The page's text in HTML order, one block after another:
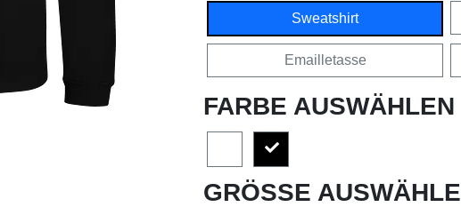
Sweatshirt
Emailletasse
FARBE AUSWÄHLEN
GRÖSSE AUSWÄHLEN